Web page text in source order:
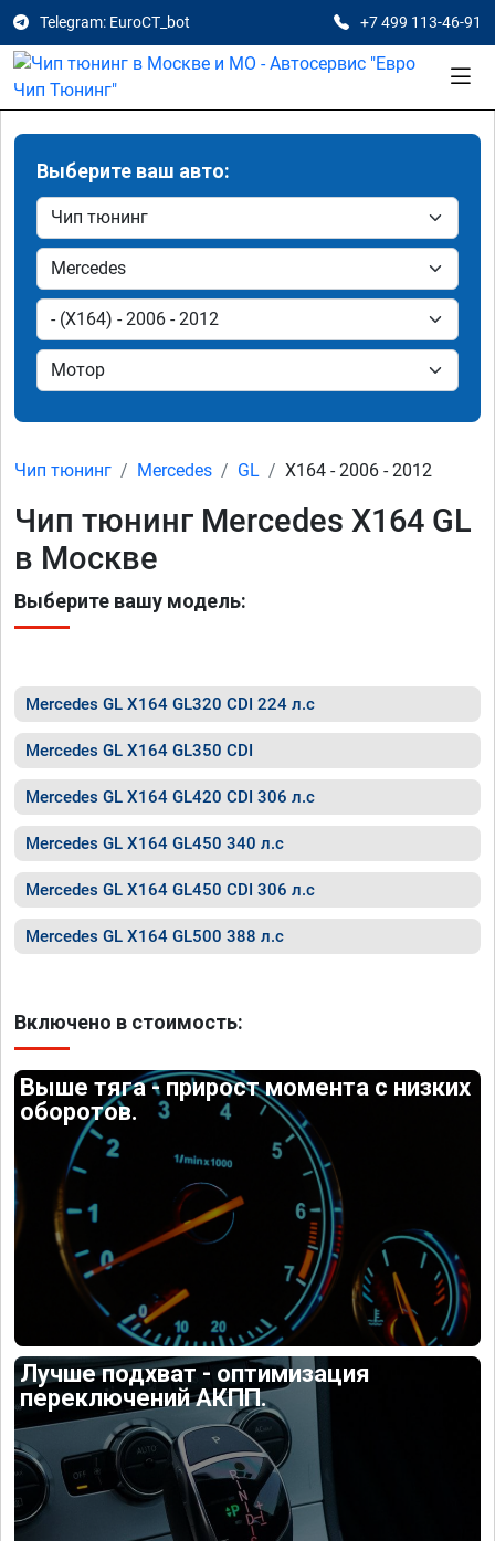
Telegram: EuroCT_bot +7 499 113-46-91
Выберите ваш авто:
Чип тюнинг Mercedes GL X164 - 2006 - 2012
Чип тюнинг Mercedes X164 GL
в Москве
Выберите вашу модель:
Mercedes GL X164 GL320 CDI 224 л.с
Mercedes GL X164 GL350 CDI
Mercedes GL X164 GL420 CDI 306 л.с
Mercedes GL X164 GL450 340 л.с
Mercedes GL X164 GL450 CDI 306 л.с
Mercedes GL X164 GL500 388 л.с
Включено в стоимость:
Выше тяга - прирост момента с низких
оборотов.
Лучше подхват - оптимизация
переключений АКПП.